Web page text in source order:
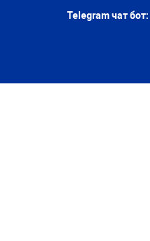
Telegram чат бот: